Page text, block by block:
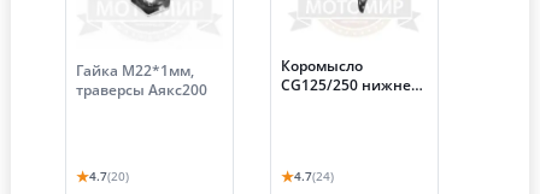
Гайка М22*1мм,
траверсы Аякс200
★4.7(20)
Коромысло
CG125/250 нижнее
★4.7(24)